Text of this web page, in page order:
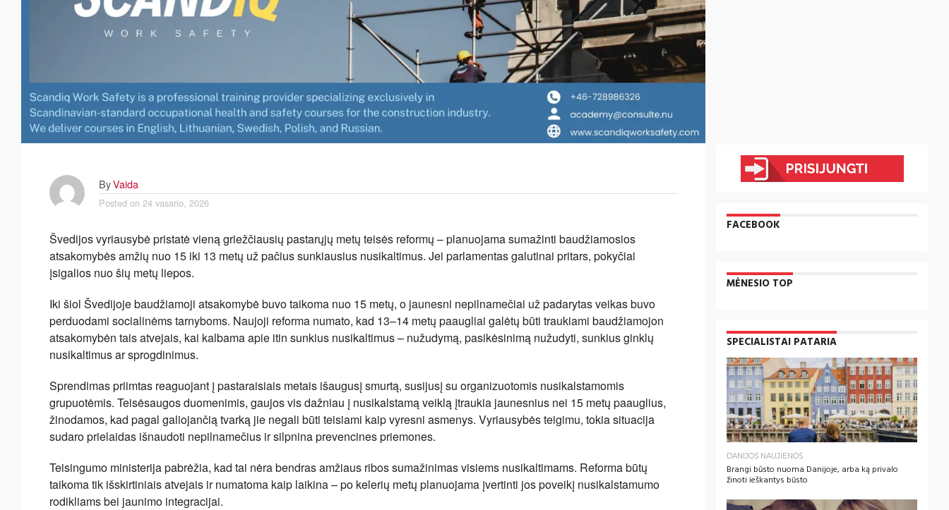
ByVaida
Posted on 24 vasario, 2026
Švedijos vyriausybė pristatė vieną griežčiausių pastarųjų metų teisės reformų – planuojama sumažinti baudžiamosios
atsakomybės amžių nuo 15 iki 13 metų už pačius sunkiausius nusikaltimus. Jei parlamentas galutinai pritars, pokyčiai
įsigalios nuo šių metų liepos.
Iki šiol Švedijoje baudžiamoji atsakomybė buvo taikoma nuo 15 metų, o jaunesni nepilnamečiai už padarytas veikas buvo
perduodami socialinėms tarnyboms. Naujoji reforma numato, kad 13–14 metų paaugliai galėtų būti traukiami baudžiamojon
atsakomybėn tais atvejais, kai kalbama apie itin sunkius nusikaltimus – nužudymą, pasikėsinimą nužudyti, sunkius ginklų
nusikaltimus ar sprogdinimus.
Sprendimas priimtas reaguojant į pastaraisiais metais išaugusį smurtą, susijusį su organizuotomis nusikalstamomis
grupuotėmis. Teisėsaugos duomenimis, gaujos vis dažniau į nusikalstamą veiklą įtraukia jaunesnius nei 15 metų paauglius,
žinodamos, kad pagal galiojančią tvarką jie negali būti teisiami kaip vyresni asmenys. Vyriausybės teigimu, tokia situacija
sudaro prielaidas išnaudoti nepilnamečius ir silpnina prevencines priemones.
Teisingumo ministerija pabrėžia, kad tai nėra bendras amžiaus ribos sumažinimas visiems nusikaltimams. Reforma būtų
taikoma tik išskirtiniais atvejais ir numatoma kaip laikina – po kelerių metų planuojama įvertinti jos poveikį nusikalstamumo
rodikliams bei jaunimo integracijai.
FACEBOOK
MĖNESIO TOP
SPECIALISTAI PATARIA
DANIJOS NAUJIENOS
Brangi būsto nuoma Danijoje, arba ką privalo
žinoti ieškantys būsto